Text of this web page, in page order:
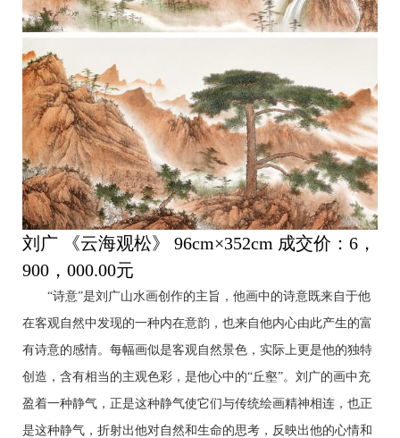
刘广 《云海观松》 96cm×352cm 成交价：6，
900，000.00元
“诗意”是刘广山水画创作的主旨，他画中的诗意既来自于他
在客观自然中发现的一种内在意韵，也来自他内心由此产生的富
有诗意的感情。每幅画似是客观自然景色，实际上更是他的独特
创造，含有相当的主观色彩，是他心中的“丘壑”。刘广的画中充
盈着一种静气，正是这种静气使它们与传统绘画精神相连，也正
是这种静气，折射出他对自然和生命的思考，反映出他的心情和